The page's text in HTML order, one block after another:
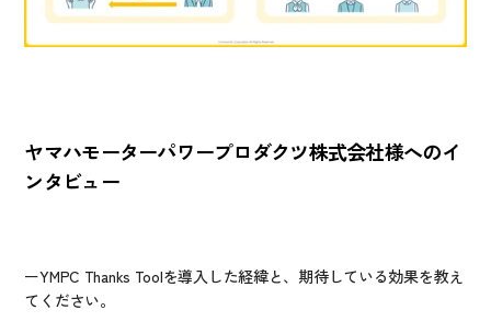
ヤマハモーターパワープロダクツ株式会社様へのイ
ンタビュー
ーYMPC Thanks Toolを導入した経緯と、期待している効果を教え
てください。